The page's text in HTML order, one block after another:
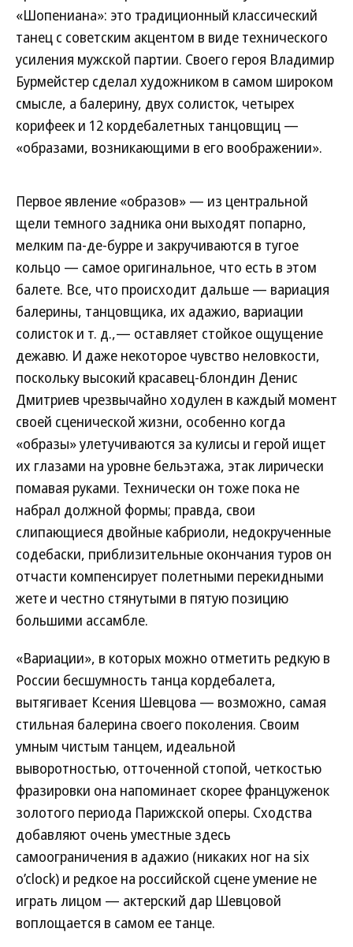
«Шопениана»: это традиционный классический
танец с советским акцентом в виде технического
усиления мужской партии. Своего героя Владимир
Бурмейстер сделал художником в самом широком
смысле, а балерину, двух солисток, четырех
корифеек и 12 кордебалетных танцовщиц —
«образами, возникающими в его воображении».
Первое явление «образов» — из центральной
щели темного задника они выходят попарно,
мелким па-де-бурре и закручиваются в тугое
кольцо — самое оригинальное, что есть в этом
балете. Все, что происходит дальше — вариация
балерины, танцовщика, их адажио, вариации
солисток и т. д.,— оставляет стойкое ощущение
дежавю. И даже некоторое чувство неловкости,
поскольку высокий красавец-блондин Денис
Дмитриев чрезвычайно ходулен в каждый момент
своей сценической жизни, особенно когда
«образы» улетучиваются за кулисы и герой ищет
их глазами на уровне бельэтажа, этак лирически
помавая руками. Технически он тоже пока не
набрал должной формы; правда, свои
слипающиеся двойные кабриоли, недокрученные
содебаски, приблизительные окончания туров он
отчасти компенсирует полетными перекидными
жете и честно стянутыми в пятую позицию
большими ассамбле.
«Вариации», в которых можно отметить редкую в
России бесшумность танца кордебалета,
вытягивает Ксения Шевцова — возможно, самая
стильная балерина своего поколения. Своим
умным чистым танцем, идеальной
выворотностью, отточенной стопой, четкостью
фразировки она напоминает скорее француженок
золотого периода Парижской оперы. Сходства
добавляют очень уместные здесь
самоограничения в адажио (никаких ног на six
o’clock) и редкое на российской сцене умение не
играть лицом — актерский дар Шевцовой
воплощается в самом ее танце.